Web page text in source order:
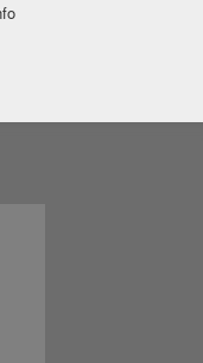
for the next